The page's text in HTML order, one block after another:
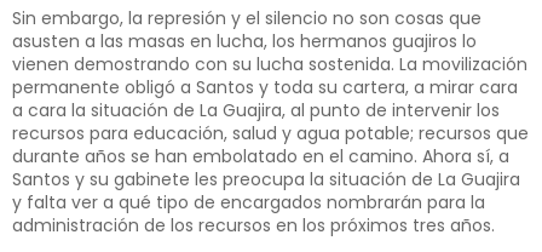
Sin embargo, la represión y el silencio no son cosas que
asusten a las masas en lucha, los hermanos guajiros lo
vienen demostrando con su lucha sostenida. La movilización
permanente obligó a Santos y toda su cartera, a mirar cara
a cara la situación de La Guajira, al punto de intervenir los
recursos para educación, salud y agua potable; recursos que
durante años se han embolatado en el camino. Ahora sí, a
Santos y su gabinete les preocupa la situación de La Guajira
y falta ver a qué tipo de encargados nombrarán para la
administración de los recursos en los próximos tres años.